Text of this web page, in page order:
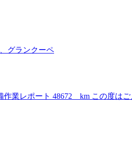
グランクーペ
レポート 48672 km この度はご